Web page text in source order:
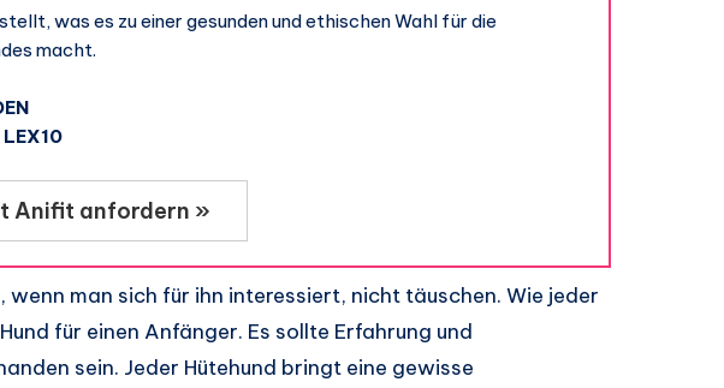
was es zu einer gesunden und ethischen Wahl für die
macht.
Anifit anfordern »
man sich für ihn interessiert, nicht täuschen. Wie jeder
für einen Anfänger. Es sollte Erfahrung und
sein. Jeder Hütehund bringt eine gewisse